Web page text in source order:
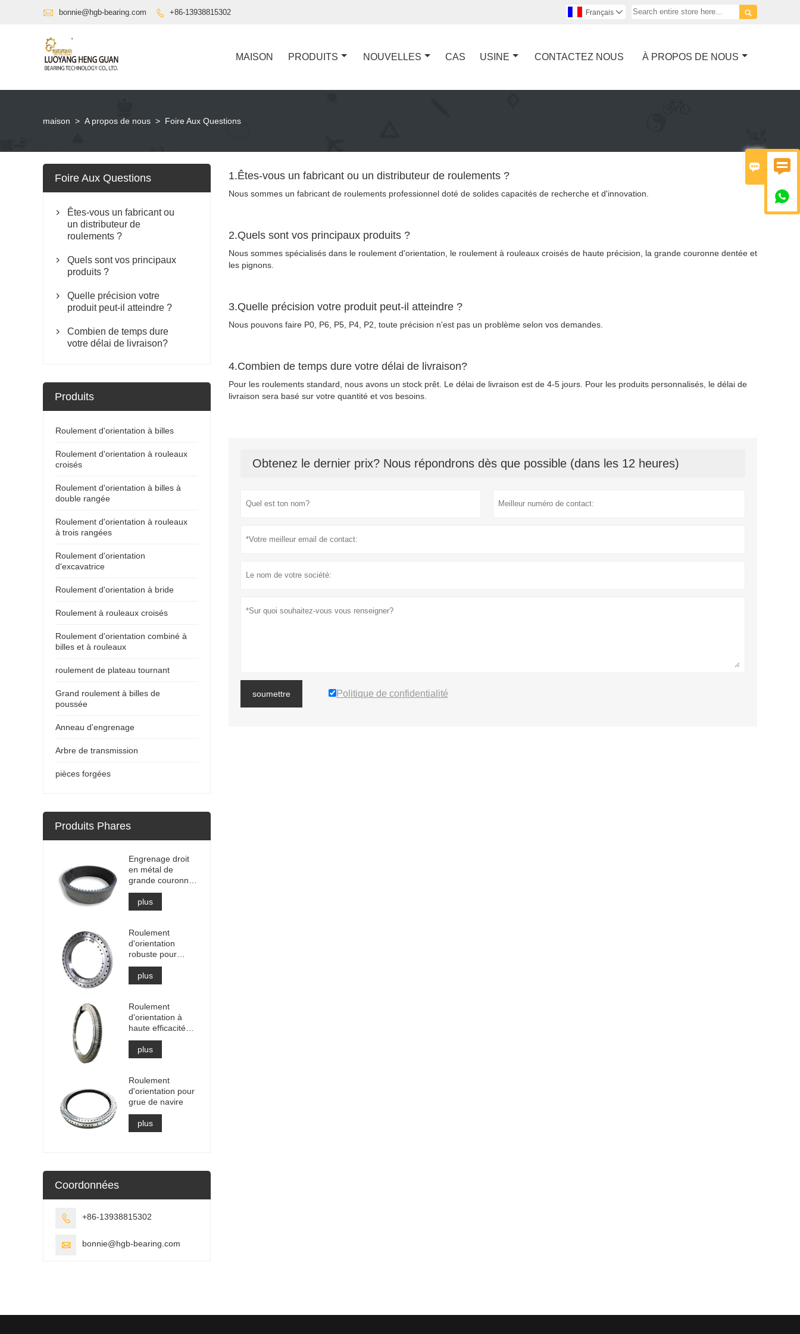
 

 bonnie@hgb-bearing.com  +86-13938815302 
Français 
MAISON PRODUITS NOUVELLES CAS USINE CONTACTEZ NOUS À PROPOS DE NOUS
maison > A propos de nous > Foire Aux Questions
1.Êtes-vous un fabricant ou un distributeur de roulements ?
Nous sommes un fabricant de roulements professionnel doté de solides capacités de recherche et d'innovation.
2.Quels sont vos principaux produits ?
Nous sommes spécialisés dans le roulement d'orientation, le roulement à rouleaux croisés de haute précision, la grande couronne dentée et
les pignons.
3.Quelle précision votre produit peut-il atteindre ?
Nous pouvons faire P0, P6, P5, P4, P2, toute précision n'est pas un problème selon vos demandes.
4.Combien de temps dure votre délai de livraison?
Pour les roulements standard, nous avons un stock prêt. Le délai de livraison est de 4-5 jours. Pour les produits personnalisés, le délai de
livraison sera basé sur votre quantité et vos besoins.
Obtenez le dernier prix? Nous répondrons dès que possible (dans les 12 heures)
soumettre Politique de confidentialité
Foire Aux Questions

Êtes-vous un fabricant ou
un distributeur de
roulements ?

Quels sont vos principaux
produits ?

Quelle précision votre
produit peut-il atteindre ?

Combien de temps dure
votre délai de livraison?
Produits
Roulement d'orientation à billes
Roulement d'orientation à rouleaux
croisés
Roulement d'orientation à billes à
double rangée
Roulement d'orientation à rouleaux
à trois rangées
Roulement d'orientation
d'excavatrice
Roulement d'orientation à bride
Roulement à rouleaux croisés
Roulement d'orientation combiné à
billes et à rouleaux
roulement de plateau tournant
Grand roulement à billes de
poussée
Anneau d'engrenage
Arbre de transmission
pièces forgées
Produits Phares
Engrenage droit
en métal de
grande couronne
dentée interne de
haute précision
avec traitement
plus
Roulement
d'orientation
robuste pour
équipement de
grue portuaire
plus
Roulement
d'orientation à
haute efficacité
pour le
récupérateur
d'empileur
plus
Roulement
d'orientation pour
grue de navire
plus
Coordonnées
 +86-13938815302
 bonnie@hgb-bearing.com